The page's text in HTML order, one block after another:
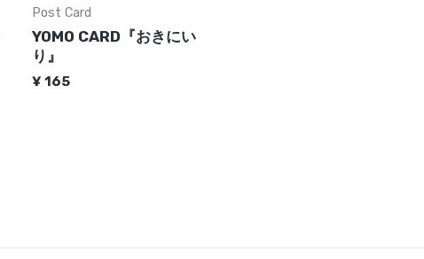
Post Card
YOMO CARD『おきにい
り』
¥ 165